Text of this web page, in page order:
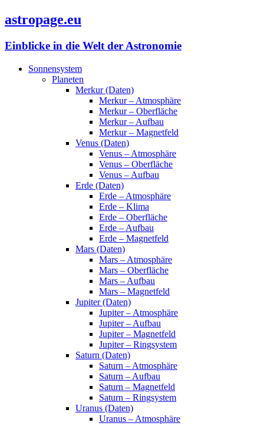
astropage.eu
Einblicke in die Welt der Astronomie
Sonnensystem
Planeten
Merkur (Daten)
Merkur – Atmosphäre
Merkur – Oberfläche
Merkur – Aufbau
Merkur – Magnetfeld
Venus (Daten)
Venus – Atmosphäre
Venus – Oberfläche
Venus – Aufbau
Erde (Daten)
Erde – Atmosphäre
Erde – Klima
Erde – Oberfläche
Erde – Aufbau
Erde – Magnetfeld
Mars (Daten)
Mars – Atmosphäre
Mars – Oberfläche
Mars – Aufbau
Mars – Magnetfeld
Jupiter (Daten)
Jupiter – Atmosphäre
Jupiter – Aufbau
Jupiter – Magnetfeld
Jupiter – Ringsystem
Saturn (Daten)
Saturn – Atmosphäre
Saturn – Aufbau
Saturn – Magnetfeld
Saturn – Ringsystem
Uranus (Daten)
Uranus – Atmosphäre